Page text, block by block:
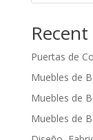
Puertas de
Muebles de
Muebles de
Muebles de